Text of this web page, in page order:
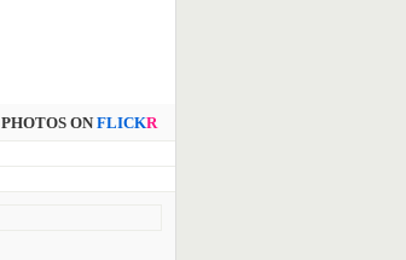
PHOTOS ON FLICKR